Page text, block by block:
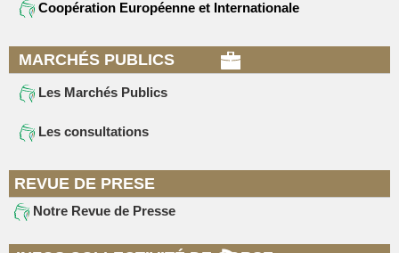
Coopération Européenne et Internationale
MARCHÉS PUBLICS
Les Marchés Publics
Les consultations
REVUE DE PRESE
Notre Revue de Presse